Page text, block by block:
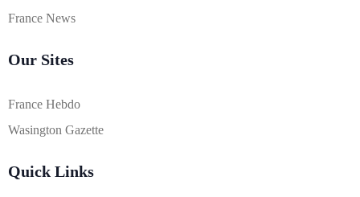
France News
Our Sites
France Hebdo
Wasington Gazette
Quick Links